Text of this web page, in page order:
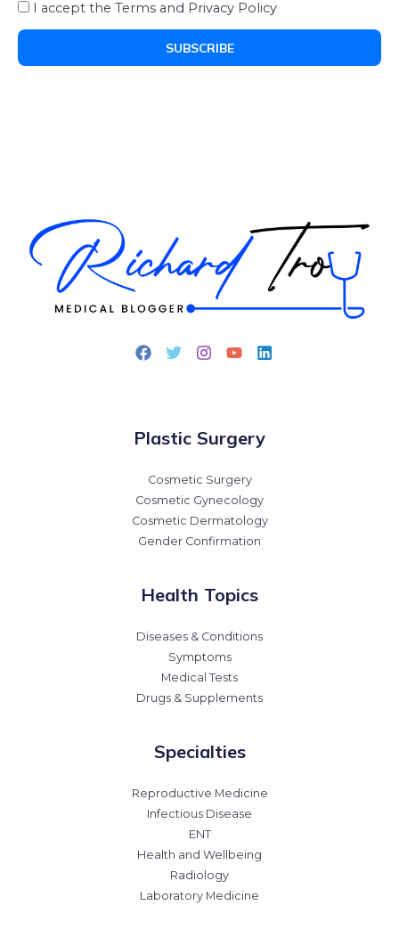
I accept the Terms and Privacy Policy
SUBSCRIBE
Plastic Surgery
Cosmetic Surgery
Cosmetic Gynecology
Cosmetic Dermatology
Gender Confirmation
Health Topics
Diseases & Conditions
Symptoms
Medical Tests
Drugs & Supplements
Specialties
Reproductive Medicine
Infectious Disease
ENT
Health and Wellbeing
Radiology
Laboratory Medicine